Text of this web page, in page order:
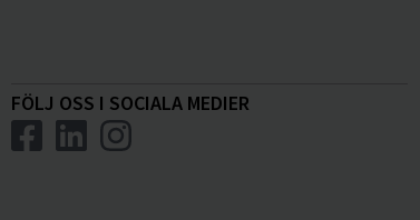
FÖLJ OSS I SOCIALA MEDIER